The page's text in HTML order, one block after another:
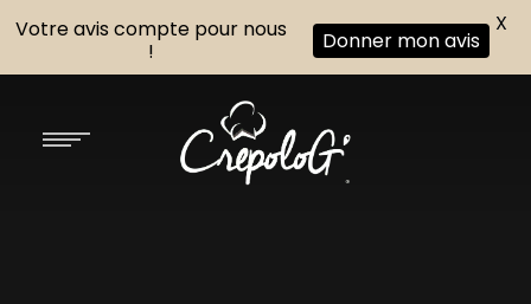
Votre avis compte pour nous
!
Donner mon avis
X